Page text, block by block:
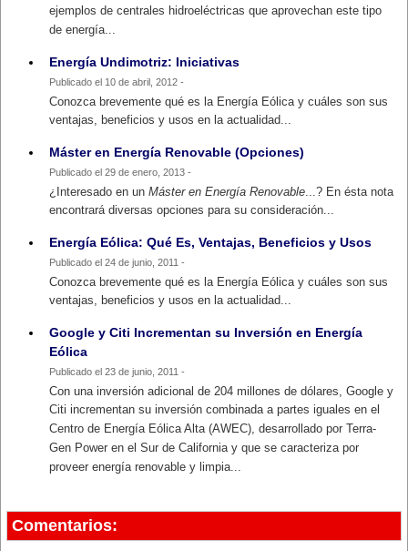
ejemplos de centrales hidroeléctricas que aprovechan este tipo
de energía...
Energía Undimotriz: Iniciativas
Publicado el 10 de abril, 2012 -
Conozca brevemente qué es la Energía Eólica y cuáles son sus
ventajas, beneficios y usos en la actualidad...
Máster en Energía Renovable (Opciones)
Publicado el 29 de enero, 2013 -
¿Interesado en un Máster en Energía Renovable ...? En ésta nota
encontrará diversas opciones para su consideración...
Energía Eólica: Qué Es, Ventajas, Beneficios y Usos
Publicado el 24 de junio, 2011 -
Conozca brevemente qué es la Energía Eólica y cuáles son sus
ventajas, beneficios y usos en la actualidad...
Google y Citi Incrementan su Inversión en Energía
Eólica
Publicado el 23 de junio, 2011 -
Con una inversión adicional de 204 millones de dólares, Google y
Citi incrementan su inversión combinada a partes iguales en el
Centro de Energía Eólica Alta (AWEC), desarrollado por Terra-
Gen Power en el Sur de California y que se caracteriza por
proveer energía renovable y limpia...
Comentarios: